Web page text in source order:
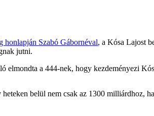
honlapján Szabó Gábornéval, a Kósa Lajost
jutni.
elmondta a 444-nek, hogy kezdeményezi
belül nem csak az 1300 milliárdhoz,